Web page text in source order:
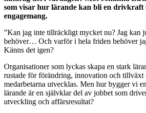
som visar hur lärande kan bli en drivkraft
engagemang.
”Kan jag inte tillräckligt mycket nu? Jag kan
behöver… Och varför i hela friden behöver
Känns det igen?
Organisationer som lyckas skapa en stark
rustade för förändring, innovation och tillväxt
medarbetarna utvecklas. Men hur bygger vi
lärande är en självklar del av jobbet som
utveckling och affärsresultat?